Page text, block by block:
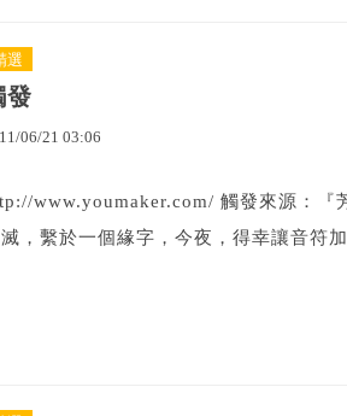
選
發
/06/21 03:06
www.youmaker.com/ 觸發來源：
，繫於一個緣字，今夜，得幸讓音符